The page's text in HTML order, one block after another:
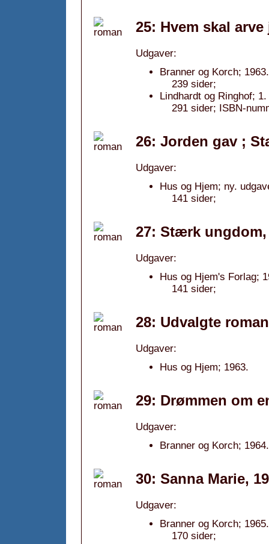
25: Hvem skal
Udgaver:
Branner og Korch; 1963.
239 sider;
Lindhardt og Ringhof;
291 sider; ISBN-
26: Jorden gav ;
Udgaver:
Hus og Hjem; ny.
141 sider;
27: Stærk ungdom,
Udgaver:
Hus og Hjem's Forlag;
141 sider;
28: Udvalgte
Udgaver:
Hus og Hjem; 1963.
29: Drømmen om
Udgaver:
Branner og Korch; 1964.
30: Sanna Marie,
Udgaver:
Branner og Korch; 1965.
170 sider;